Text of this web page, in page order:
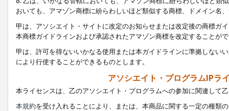
おいても、アマゾン商標に紛らわしいほど類似する商標、ドメイン名
甲は、アソシエイト・サイトに改定のお知らせまたは改定後の商標ガ
本商標ガイドラインおよび承認されたアマゾン商標を改定することが
甲は、許可を得ないいかなる使用または本ガイドラインに準拠しない
により行使することができるものとします。
アソシエイト・プログラムIPラ
本ライセンスは、乙のアソシエイト・プログラムへの参加に関連して
本規約を受け入れることにより、または、本商品に関する一定の種類